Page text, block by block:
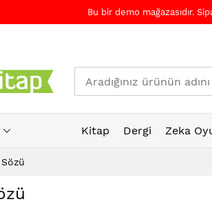
Bu bir demo mağazasıdır.
Kitap Dergi Zeka